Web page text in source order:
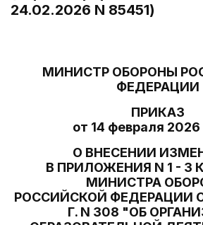
24.02.2026 N 85451)
МИНИСТР ОБОРОНЫ
ФЕДЕРАЦИИ
ПРИКАЗ
от 14 февраля 2026
О ВНЕСЕНИИ
В ПРИЛОЖЕНИЯ N 1 - 3
МИНИСТРА
РОССИЙСКОЙ ФЕДЕРАЦИИ
Г. N 308 "ОБ